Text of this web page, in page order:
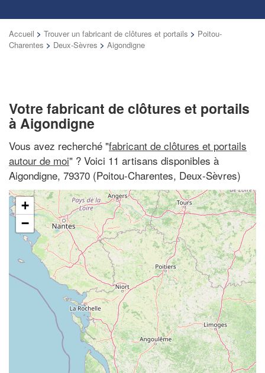
Accueil > Trouver un fabricant de clôtures et portails > Poitou-
Charentes > Deux-Sèvres > Aigondigne
Votre fabricant de clôtures et portails
à Aigondigne
Vous avez recherché "fabricant de clôtures et portails
autour de moi" ? Voici 11 artisans disponibles à
Aigondigne, 79370 (Poitou-Charentes, Deux-Sèvres)
+
−